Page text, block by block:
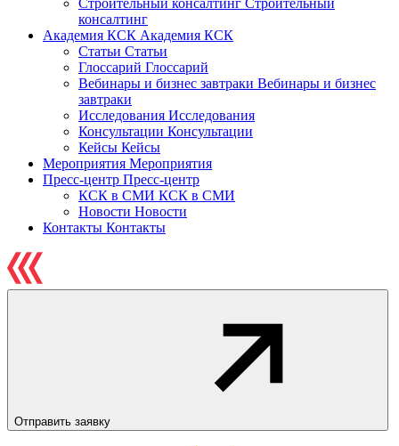
Строительный консалтинг Строительный
консалтинг
Академия КСК Академия КСК
Статьи Статьи
Глоссарий Глоссарий
Вебинары и бизнес завтраки Вебинары и бизнес
завтраки
Исследования Исследования
Консультации Консультации
Кейсы Кейсы
Мероприятия Мероприятия
Пресс-центр Пресс-центр
КСК в СМИ КСК в СМИ
Новости Новости
Контакты Контакты
Отправить заявку